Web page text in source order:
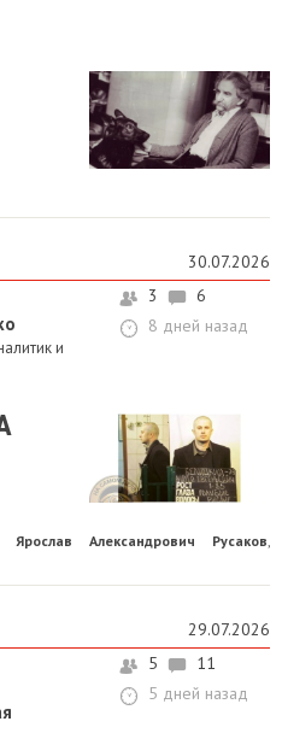
30.07.2026
и
3
6
8 дней назад
Ярослав Александрович Русаков,
29.07.2026
5
11
5 дней назад